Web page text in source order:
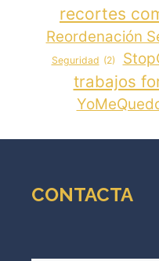
recortes
Reordenación
Seguridad (2)
trabajos
CONTACTA